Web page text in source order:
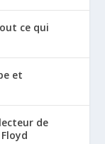
ce qui
et
de